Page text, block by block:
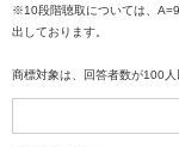
※10段階聴取については、
出しております。
商標対象は、回答者数が100人